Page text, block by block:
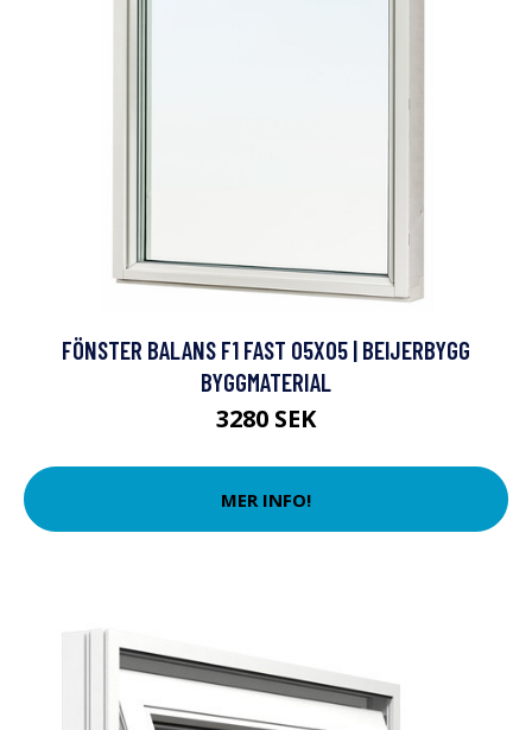
FÖNSTER BALANS F1 FAST 05X05 | BEIJERBYGG
BYGGMATERIAL
3280 SEK
MER INFO!